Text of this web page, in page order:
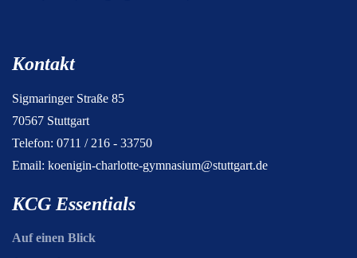
Kontakt
Sigmaringer Straße 85
70567 Stuttgart
Telefon: 0711 / 216 - 33750
Email: koenigin-charlotte-gymnasium@stuttgart.de
KCG Essentials
Auf einen Blick